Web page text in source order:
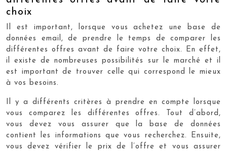
choix
Il est important, lorsque vous achetez une base de
données email, de prendre le temps de comparer les
différentes offres avant de faire votre choix. En effet,
il existe de nombreuses possibilités sur le marché et il
est important de trouver celle qui correspond le mieux
à vos besoins.
Il y a différents critères à prendre en compte lorsque
vous comparez les différentes offres. Tout d’abord,
vous devez vous assurer que la base de données
contient les informations que vous recherchez. Ensuite,
vous devez vérifier le prix de l’offre et vous assurer